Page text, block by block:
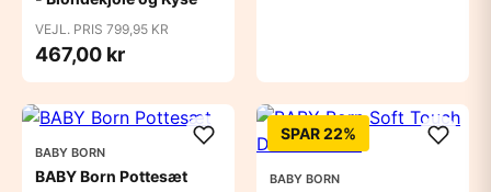
VEJL. PRIS 799,95 KR
467,00 kr
BABY BORN
BABY Born Pottesæt
SPAR 22%
BABY BORN